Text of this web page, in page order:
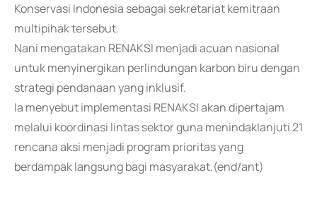
Konservasi Indonesia sebagai sekretariat kemitraan
multipihak tersebut.
Nani mengatakan RENAKSI menjadi acuan nasional
untuk menyinergikan perlindungan karbon biru dengan
strategi pendanaan yang inklusif.
Ia menyebut implementasi RENAKSI akan dipertajam
melalui koordinasi lintas sektor guna menindaklanjuti 21
rencana aksi menjadi program prioritas yang
berdampak langsung bagi masyarakat.(end/ant)